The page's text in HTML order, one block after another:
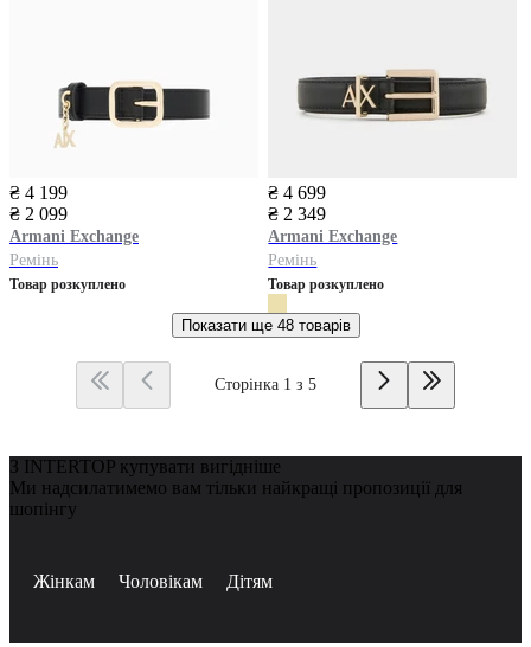
₴ 4 199
₴ 2 099
Armani Exchange
Ремінь
Товар розкуплено
₴ 4 699
₴ 2 349
Armani Exchange
Ремінь
Товар розкуплено
Показати ще 48 товарів
Сторінка 1 з 5
З INTERTOP купувати вигідніше
Ми надсилатимемо вам тільки найкращі пропозиції для
шопінгу
Жінкам Чоловікам Дітям